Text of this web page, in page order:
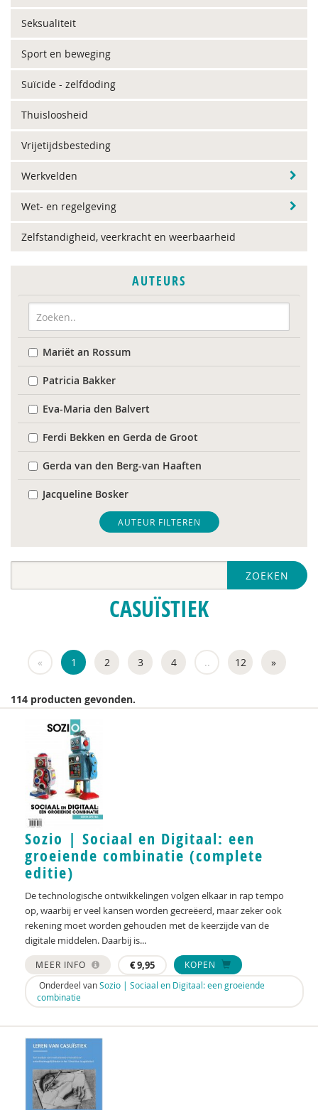
Seksualiteit
Sport en beweging
Suïcide - zelfdoding
Thuisloosheid
Vrijetijdsbesteding
Werkvelden
Wet- en regelgeving
Zelfstandigheid, veerkracht en weerbaarheid
AUTEURS
Mariët an Rossum
Patricia Bakker
Eva-Maria den Balvert
Ferdi Bekken en Gerda de Groot
Gerda van den Berg-van Haaften
Jacqueline Bosker
Jaska de Bree
Astrid de Groot - de Meijer
Leen De Medts
Sietske Dijkstra, Hameeda Lakho en Kirsten
Regtop
Jolanda Douma
Monique van Driel
Jessica Gort
Joep Holten
Jos van der Horst
Roelof Hortulanus
Mariëtte van den Hoven
Ans de Jong
Bea Jongsma
Ruudje Kea
Petula Klein Nagelvoort
Irene Linders-Wouters
AUTEUR FILTEREN
ZOEKEN
CASUÏSTIEK
« 1 2 3 4 .. 12 »
114 producten gevonden.
Sozio | Sociaal en Digitaal: een
groeiende combinatie (complete
editie)
De technologische ontwikkelingen volgen elkaar in rap tempo
op, waarbij er veel kansen worden gecreëerd, maar zeker ook
rekening moet worden gehouden met de keerzijde van de
digitale middelen. Daarbij is...
MEER INFO €9,95
KOPEN
Onderdeel vanSozio | Sociaal en Digitaal: een groeiende
combinatie